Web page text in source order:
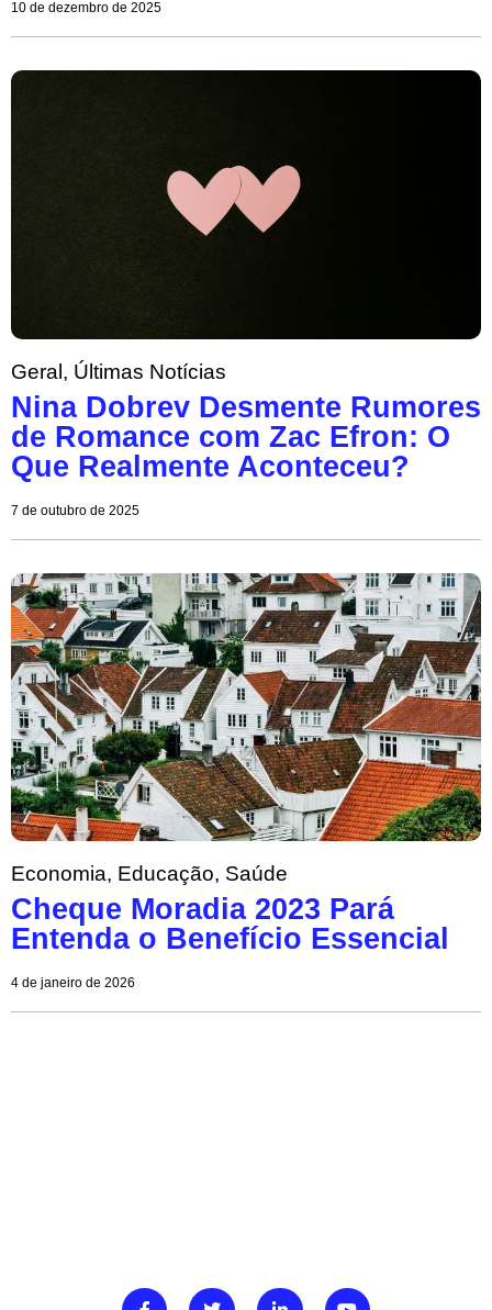
10 de dezembro de 2025
Geral, Últimas Notícias
Nina Dobrev Desmente Rumores
de Romance com Zac Efron: O
Que Realmente Aconteceu?
7 de outubro de 2025
Economia, Educação, Saúde
Cheque Moradia 2023 Pará
Entenda o Benefício Essencial
4 de janeiro de 2026